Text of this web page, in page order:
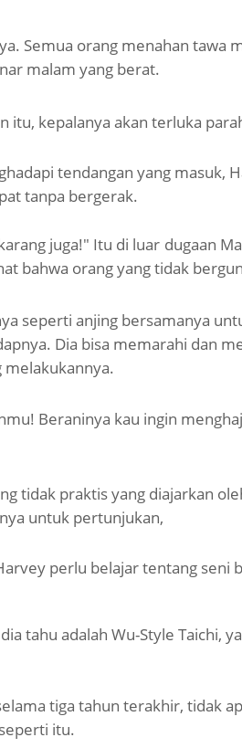
Semua orang menahan tawa
malam yang berat.
itu, kepalanya akan terluka
tendangan yang masuk,
tanpa bergerak.
juga!" Itu di luar dugaan
bahwa orang yang tidak
seperti anjing bersamanya
Dia bisa memarahi dan
melakukannya.
Beraninya kau ingin
tidak praktis yang diajarkan
untuk pertunjukan,
perlu belajar tentang seni
tahu adalah Wu-Style Taichi,
tiga tahun terakhir, tidak
itu.